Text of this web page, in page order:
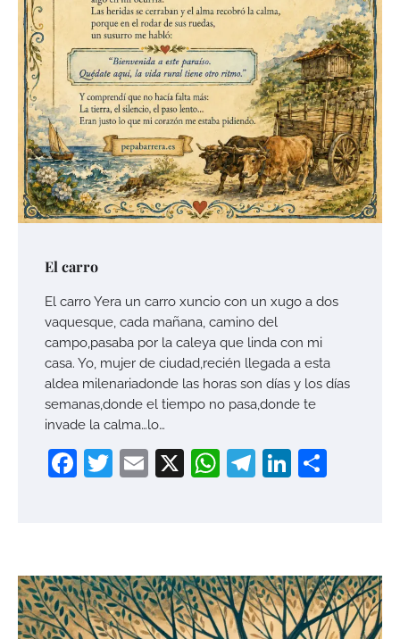
El carro
El carro Yera un carro xuncio con un xugo a dos
vaquesque, cada mañana, camino del
campo,pasaba por la caleya que linda con mi
casa. Yo, mujer de ciudad,recién llegada a esta
aldea milenariadonde las horas son días y los días
semanas,donde el tiempo no pasa,donde te
invade la calma…lo…
Facebook
Twitter
Email
X WhatsApp
Telegram